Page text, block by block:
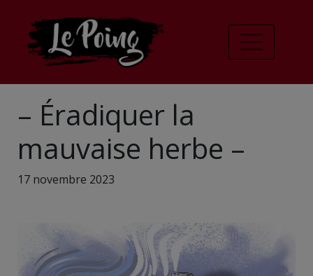
– Éradiquer la
mauvaise herbe –
17 novembre 2023